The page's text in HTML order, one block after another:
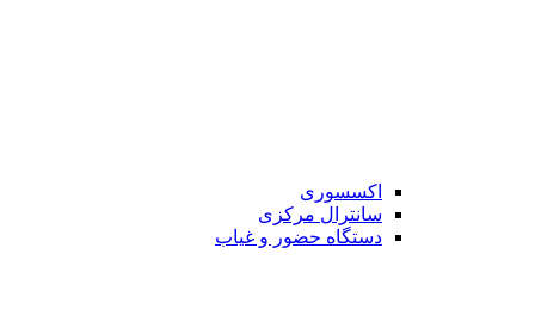
اکسسوری
سانترال مرکزی
دستگاه حضور و غیاب